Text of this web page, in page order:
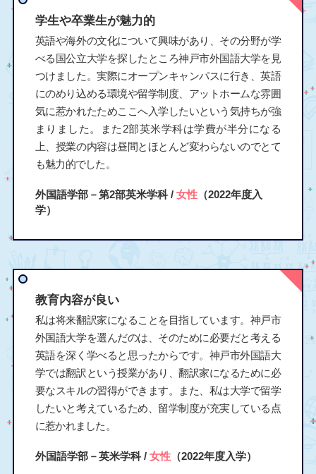
学生や卒業生が魅力的
英語や海外の文化について興味があり、その分野が学
べる国公立大学を探したところ神戸市外国語大学を見
つけました。実際にオープンキャンパスに行き、英語
にのめり込める環境や留学制度、アットホームな雰囲
気に惹かれたためここへ入学したいという気持ちが強
まりました。また2部英米学科は学費が半分になる
上、授業の内容は昼間とほとんど変わらないのでとて
も魅力的でした。
外国語学部－第2部英米学科 / 女性（2022年度入
学）
教育内容が良い
私は将来翻訳家になることを目指しています。神戸市
外国語大学を選んだのは、そのために必要だと考える
英語を深く学べると思ったからです。神戸市外国語大
学では翻訳という授業があり、翻訳家になるために必
要なスキルの習得ができます。また、私は大学で留学
したいと考えているため、留学制度が充実している点
に惹かれました。
外国語学部－英米学科 / 女性（2022年度入学）